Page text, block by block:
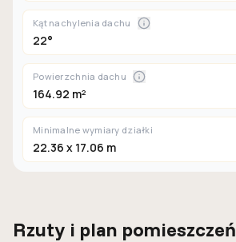
Kąt nachylenia dachu
22°
Powierzchnia dachu
164.92 m²
Minimalne wymiary działki
22.36 x 17.06 m
Rzuty i plan pomieszczeń